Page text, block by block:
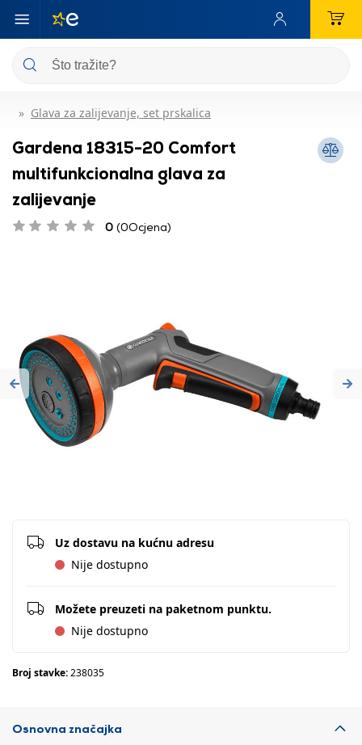
Glava za zalijevanje, set prskalica
Gardena 18315-20 Comfort
multifunkcionalna glava za
zalijevanje
0 (0Ocjena)
Previous
Uz dostavu na kućnu adresu
Nije dostupno
Možete preuzeti na paketnom punktu.
Nije dostupno
Broj stavke:238035
Osnovna značajka